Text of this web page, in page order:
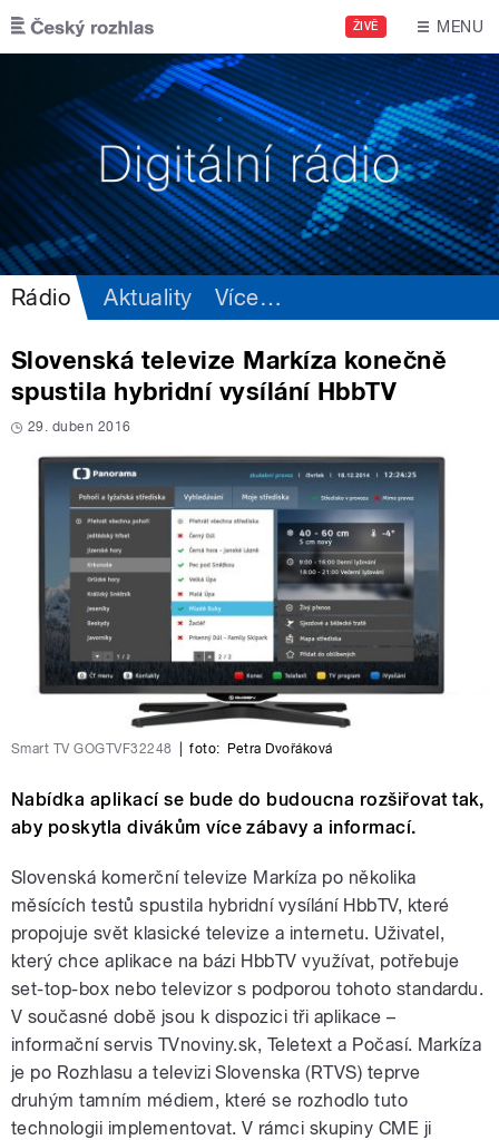
Přejít k hlavnímu obsahu
ŽIVĚ MENU
Rádio Aktuality Více…
Slovenská televize Markíza konečně
spustila hybridní vysílání HbbTV
29. duben 2016
Smart TV GOGTVF32248 foto: Petra Dvořáková
Nabídka aplikací se bude do budoucna rozšiřovat tak,
aby poskytla divákům více zábavy a informací.
Slovenská komerční televize Markíza po několika
měsících testů spustila hybridní vysílání HbbTV, které
propojuje svět klasické televize a internetu. Uživatel,
který chce aplikace na bázi HbbTV využívat, potřebuje
set-top-box nebo televizor s podporou tohoto standardu.
V současné době jsou k dispozici tři aplikace –
informační servis TVnoviny.sk, Teletext a Počasí. Markíza
je po Rozhlasu a televizi Slovenska (RTVS) teprve
druhým tamním médiem, které se rozhodlo tuto
technologii implementovat. V rámci skupiny CME ji